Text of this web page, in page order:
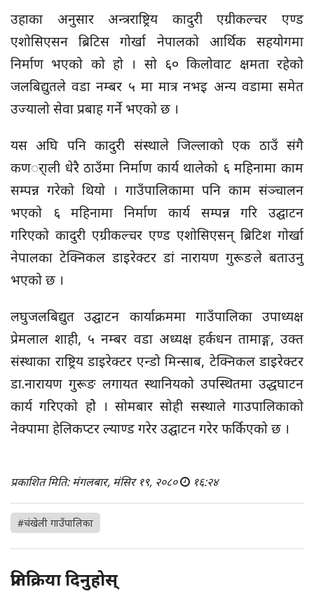
उहाका अनुसार अन्त्रराष्ट्रिय कादुरी एग्रीकल्चर एण्ड
एशोसिएसन ब्रिटिस गोर्खा नेपालको आर्थिक सहयोगमा
निर्माण भएको को हो । सो ६० किलोवाट क्षमता रहेको
जलबिद्युतले वडा नम्बर ५ मा मात्र नभइ अन्य वडामा समेत
उज्यालो सेवा प्रबाह गर्ने भएको छ ।
यस अघि पनि कादुरी संस्थाले जिल्लाको एक ठाउँ संगै
कणर्ाली धेरै ठाउँमा निर्माण कार्य थालेको ६ महिनामा काम
सम्पन्न गरेको थियो । गाउँपालिकामा पनि काम संञ्चालन
भएको ६ महिनामा निर्माण कार्य सम्पन्न गरि उद्घाटन
गरिएको कादुरी एग्रीकल्चर एण्ड एशोसिएसन् ब्रिटिश गोर्खा
नेपालका टेक्निकल डाइरेक्टर डां नारायण गुरूङले बताउनु
भएको छ ।
लघुजलबिद्युत उद्घाटन कार्याक्रममा गाउँपालिका उपाध्यक्ष
प्रेमलाल शाही, ५ नम्बर वडा अध्यक्ष हर्कधन तामाङ्ग, उक्त
संस्थाका राष्ट्रिय डाइरेक्टर एन्डो मिन्साब, टेक्निकल डाइरेक्टर
डा.नारायण गुरूङ लगायत स्थानियको उपस्थितमा उद्धघाटन
कार्य गरिएको होे । सोमबार सोही सस्थाले गाउपालिकाको
नेक्पामा हेलिकप्टर ल्याण्ड गरेर उद्घाटन गरेर फर्किएको छ ।
प्रकाशित मिति: मंगलबार, मंसिर १९, २०८० १६:२४
#चंखेली गाउँपालिका
प्रतिक्रिया दिनुहोस्